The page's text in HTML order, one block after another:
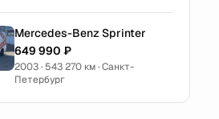
Mercedes-Benz Sprinter
649 990 ₽
2003 · 543 270 км · Санкт-
Петербург